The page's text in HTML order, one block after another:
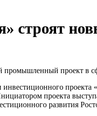
строят
промышленный проект в
инвестиционного
проекта
развития